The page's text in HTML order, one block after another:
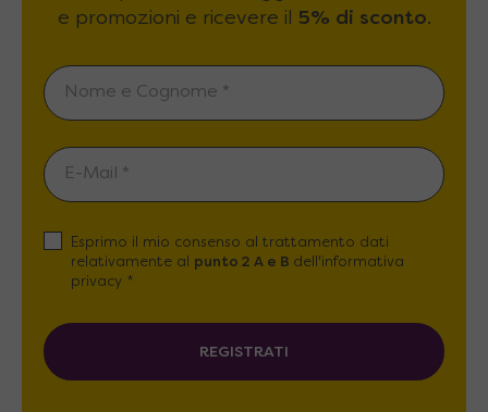
e promozioni e ricevere il 5% di sconto.
Esprimo il mio consenso al trattamento dati
relativamente al punto 2 A e B dell'informativa
privacy *
REGISTRATI